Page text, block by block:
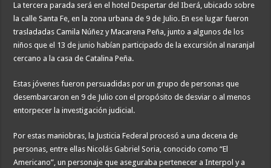
La tercera parada será en el hotel Despertar del Iberá, ubicado sobre
la calle Santa Fe, en la zona urbana de 9 de Julio. En ese lugar fueron
trasladadas Camila Núñez y Macarena Peña, junto a algunos de los
niños que el 13 de junio habían participado de la excursión al naranjal
cercano a la casa de Catalina Peña.
Estas jóvenes fueron persuadidas por un grupo de personas que
desembarcaron en 9 de Julio con el propósito de desviar o al menos
entorpecer la investigación judicial.
Por estas maniobras, la Justicia Federal procesó a una decena de
personas, entre ellas Nicolás Gabriel Soria, conocido como “El
Americano”, un personaje que aseguraba pertenecer a Interpol y a